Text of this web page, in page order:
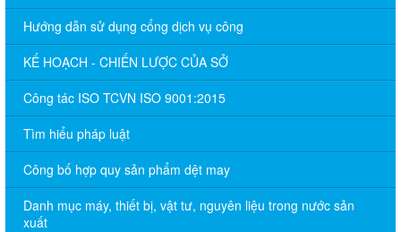
Hướng dẫn sử dụng cổng dịch vụ công
KẾ HOẠCH - CHIẾN LƯỢC CỦA SỞ
Công tác ISO TCVN ISO 9001:2015
Tìm hiểu pháp luật
Công bố hợp quy sản phẩm dệt may
Danh mục máy, thiết bị, vật tư, nguyên liệu trong nước sản
xuất